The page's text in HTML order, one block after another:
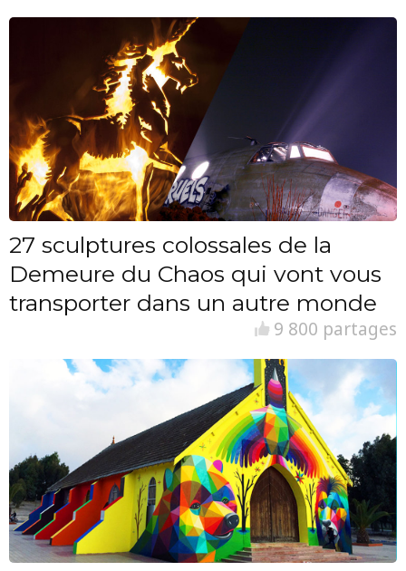
27 sculptures colossales de la
Demeure du Chaos qui vont vous
transporter dans un autre monde
9 800 partages